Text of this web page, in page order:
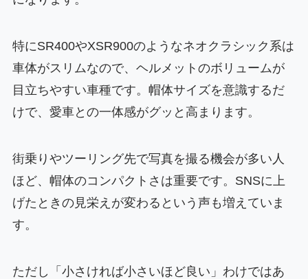
特にSR400やXSR900のようなネオクラシック系は
車体がスリムなので、ヘルメットのボリュームが
目立ちやすい車種です。帽体サイズを意識するだ
けで、愛車との一体感がグッと高まります。
街乗りやツーリング先で写真を撮る機会が多い人
ほど、帽体のコンパクトさは重要です。SNSに上
げたときの見栄えが変わるという声も増えていま
す。
ただし「小さければ小さいほど良い」わけではあ